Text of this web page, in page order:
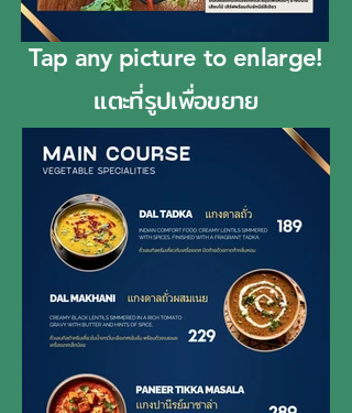
Tap any picture to enlarge!
แตะที่รูปเพื่อขยาย